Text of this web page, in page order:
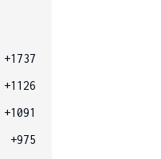
+1737
+1126
+1091
+975